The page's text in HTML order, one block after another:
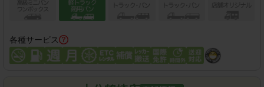
各種サービス